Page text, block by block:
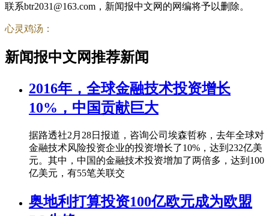
联系btr2031@163.com，新闻报中文网的网编将予以删除。
心灵鸡汤：
新闻报中文网推荐新闻
2016年，全球金融技术投资增长
10%，中国贡献巨大
据路透社2月28日报道，咨询公司埃森哲称，去年全球对
金融技术风险投资企业的投资增长了10%，达到232亿美
元。其中，中国的金融技术投资增加了两倍多，达到100
亿美元，有55笔关联交
奥地利打算投资100亿欧元成为欧盟